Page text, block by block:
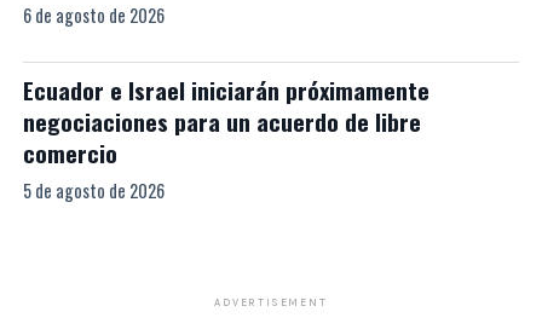
6 de agosto de 2026
Ecuador e Israel iniciarán próximamente
negociaciones para un acuerdo de libre
comercio
5 de agosto de 2026
ADVERTISEMENT